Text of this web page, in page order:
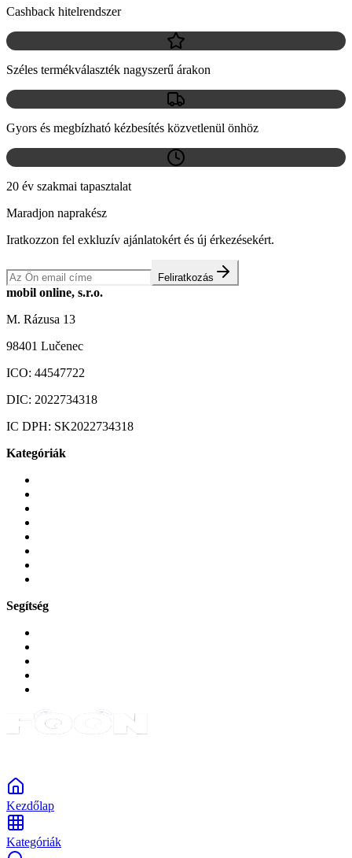
Cashback hitelrendszer
Széles termékválaszték nagyszerű árakon
Gyors és megbízható kézbesítés közvetlenül önhöz
20 év szakmai tapasztalat
Maradjon naprakész
Iratkozzon fel exkluzív ajánlatokért és új érkezésekért.
Feliratkozás
mobil online, s.r.o.
M. Rázusa 13
98401 Lučenec
ICO: 44547722
DIC: 2022734318
IC DPH: SK2022734318
Kategóriák
Segítség
Kezdőlap
Kategóriák